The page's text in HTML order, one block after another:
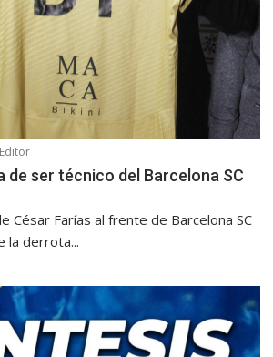
Editor
de ser técnico del Barcelona SC
César Farías al frente de Barcelona SC
la derrota...